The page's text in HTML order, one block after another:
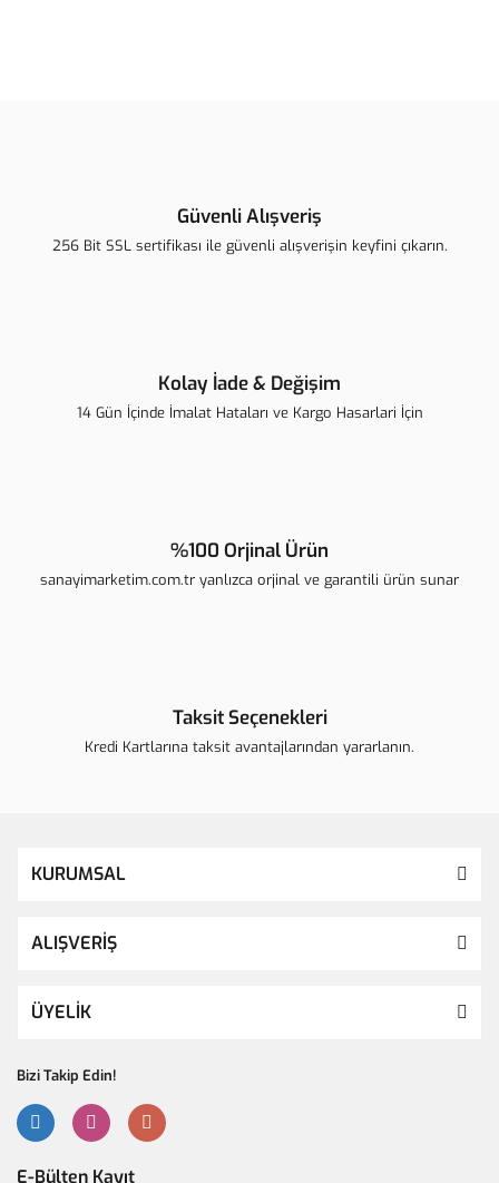
Ürün açıklamasında eksik bilgiler bulunuyor.
Güvenli Alışveriş
256 Bit SSL sertifikası ile güvenli alışverişin keyfini çıkarın.
Kolay İade & Değişim
14 Gün İçinde İmalat Hataları ve Kargo Hasarlari İçin
%100 Orjinal Ürün
sanayimarketim.com.tr yanlızca orjinal ve garantili ürün sunar
Taksit Seçenekleri
Kredi Kartlarına taksit avantajlarından yararlanın.
KURUMSAL
ALIŞVERİŞ
ÜYELİK
Bizi Takip Edin!
E-Bülten Kayıt